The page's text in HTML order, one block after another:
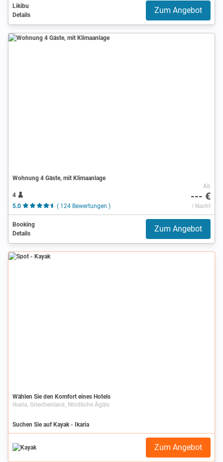
Likibu
Details
Zum Angebot
Wohnung 4 Gäste, mit Klimaanlage
4
5.0
( 124 Bewertungen )
Ab
--- €
/ Nacht
Booking
Details
Zum Angebot
Spot
Wählen Sie den Komfort eines Hotels
Ikaria, Griechenland, Nördliche Ägäis
Suchen Sie auf Kayak - Ikaria
Zum Angebot